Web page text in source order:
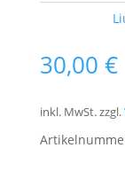
30,00 €
inkl. MwSt.zzgl.